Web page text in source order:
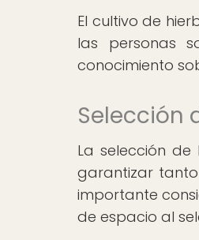
El cultivo de
las personas
conocimiento
Selección
La selección
garantizar
importante
de espacio al